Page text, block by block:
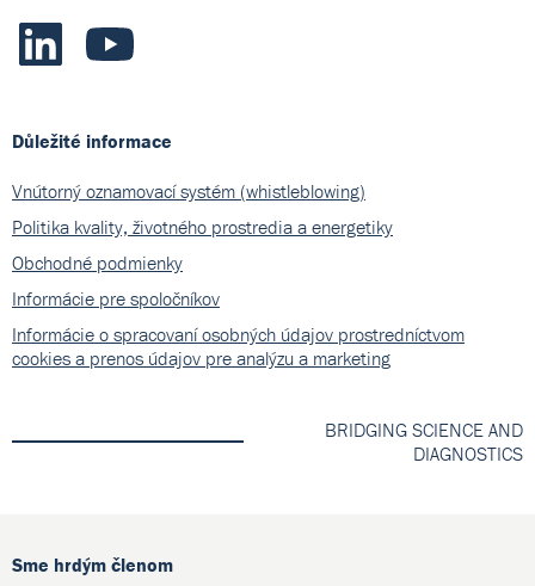
Důležité informace
Vnútorný oznamovací systém (whistleblowing)
Politika kvality, životného prostredia a energetiky
Obchodné podmienky
Informácie pre spoločníkov
Informácie o spracovaní osobných údajov prostredníctvom
cookies a prenos údajov pre analýzu a marketing
BRIDGING SCIENCE AND
DIAGNOSTICS
Sme hrdým členom